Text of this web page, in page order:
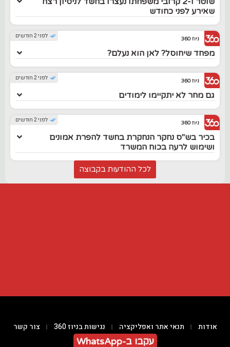
שאירע לפני כחודש
לפני 2 חודשים ניוז 360
מפחד שיחוסל? לאן הוא נעלם?
לפני 2 חודשים ניוז 360
גם מחר לא יתקיימו לימודים
לפני 2 חודשים ניוז 360
בכיר בש"ס נחקר הנחקרת בחשד להפרת אמונים
ושימוש לרעה בכוח המשרד
לכל ההודעות בקבוצה
אודות תנאי אתר ואפליקציה נגישות בניוז 360 צור קשר
עקבו ב-WhatsApp